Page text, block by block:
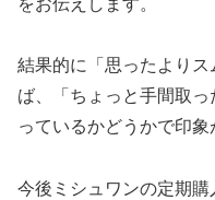
結果的に「思ったより
ば、「ちょっと手間取
っているかどうかで印象
今後ミシュワンの定期